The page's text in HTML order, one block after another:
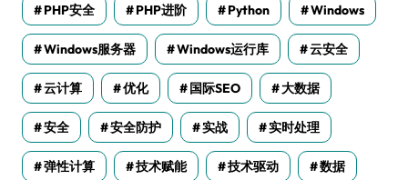
PHP安全 PHP进阶 Python Windows
Windows服务器 Windows运行库 云安全
云计算 优化 国际SEO 大数据
安全 安全防护 实战 实时处理
弹性计算 技术赋能 技术驱动 数据